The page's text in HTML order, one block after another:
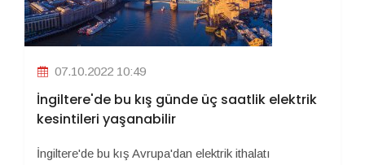
07.10.2022 10:49
İngiltere'de bu kış günde üç saatlik elektrik
kesintileri yaşanabilir
İngiltere'de bu kış Avrupa'dan elektrik ithalatı